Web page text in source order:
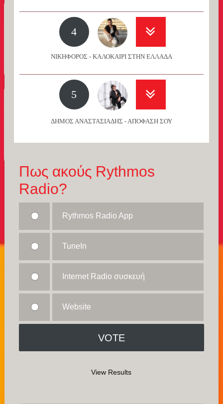
4
ΝΙΚΗΦΟΡΟΣ - ΚΑΛΟΚΑΙΡΙ ΣΤΗΝ ΕΛΛΑΔΑ
5
ΔΗΜΟΣ ΑΝΑΣΤΑΣΙΑΔΗΣ - ΑΠΟΦΑΣΗ ΣΟΥ
Πως ακούς Rythmos
Radio?
Rythmos Radio App
TuneIn
Internet Radio συσκευή
Website
View Results